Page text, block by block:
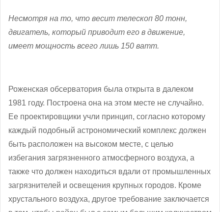
Несмотря на то, что весит телескоп 80 тонн,
двигатель, который приводит его в движение,
имеет мощность всего лишь 150 ватт.
Роженская обсерватория была открыта в далеком
1981 году. Построена она на этом месте не случайно.
Ее проектировщики учли принцип, согласно которому
каждый подобный астрономический комплекс должен
быть расположен на высоком месте, с целью
избегания загрязненного атмосферного воздуха, а
также что должен находиться вдали от промышленных
загрязнителей и освещения крупных городов. Кроме
хрустального воздуха, другое требование заключается